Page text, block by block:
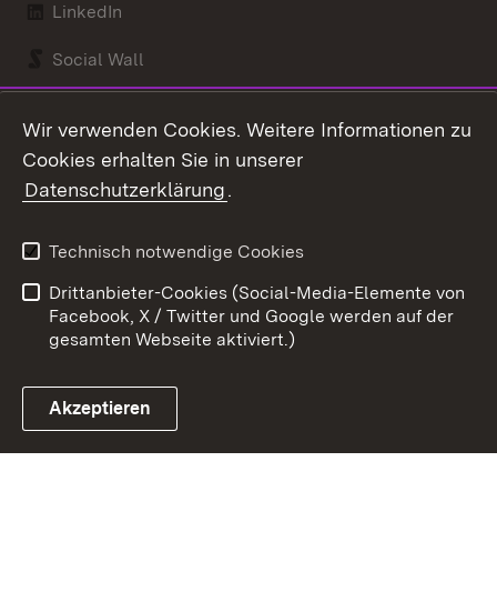
LinkedIn
Social Wall
Link zum Landesportal
Kontakt
Barrierefreiheit
Impressum
Cookies
Wir verwenden Cookies. Weitere Informationen zu
Cookies erhalten Sie in unserer
Datenschutzerklärung.
Technisch notwendige Cookies
Drittanbieter-Cookies (Social-Media-Elemente von
Facebook, X / Twitter und Google werden auf der
gesamten Webseite aktiviert.)
Akzeptieren